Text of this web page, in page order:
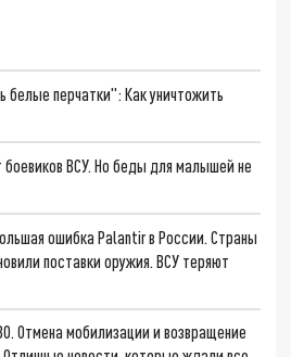
белые перчатки": Как уничтожить
ВСУ. Но беды для малышей не
ошибка Palantir в России. Страны
поставки оружия. ВСУ теряют
Отмена мобилизации и возвращение